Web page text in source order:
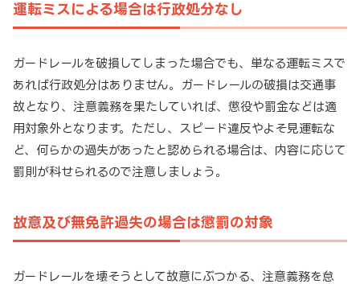
運転ミスによる場合は行政処分なし
ガードレールを破損してしまった場合でも、単なる運転ミスで
あれば行政処分はありません。ガードレールの破損は交通事
故となり、注意義務を果たしていれば、懲役や罰金などは適
用対象外となります。ただし、スピード違反やよそ見運転な
ど、何らかの過失があったと認められる場合は、内容に応じて
罰則が科せられるので注意しましょう。
故意及び無免許過失の場合は懲罰の対象
ガードレールを壊そうとして故意にぶつかる、注意義務を怠